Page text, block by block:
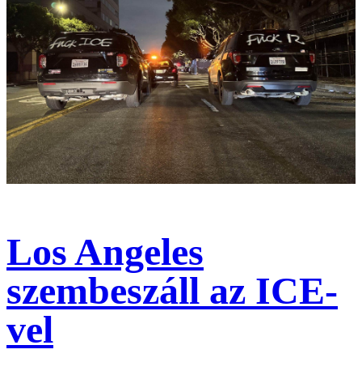
Los Angeles
szembeszáll az ICE-
vel